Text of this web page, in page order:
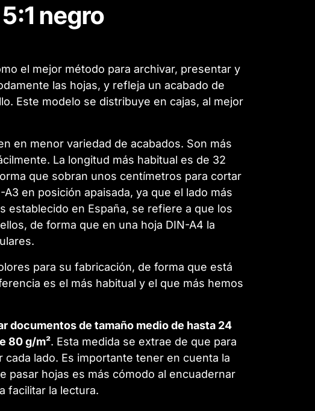
negro
el mejor método para archivar, presentar y
las hojas, y refleja un acabado de
Este modelo se distribuye en cajas, al mejor
en menor variedad de acabados. Son más
La longitud más habitual es de 32
que sobran unos centímetros para cortar
en posición apaisada, ya que el lado más
establecido en España, se refiere a que los
de forma que en una hoja DIN-A4 la
para su fabricación, de forma que está
es el más habitual y el que más hemos
documentos de tamaño medio de hasta 24
80 g/m². Esta medida se extrae de que para
lado. Es importante tener en cuenta la
pasar hojas es más cómodo al encuadernar
facilitar la lectura.